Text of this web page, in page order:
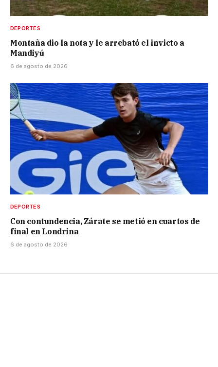
DEPORTES
Montaña dio la nota y le arrebató el invicto a
Mandiyú
6 de agosto de 2026
DEPORTES
Con contundencia, Zárate se metió en cuartos de
final en Londrina
6 de agosto de 2026